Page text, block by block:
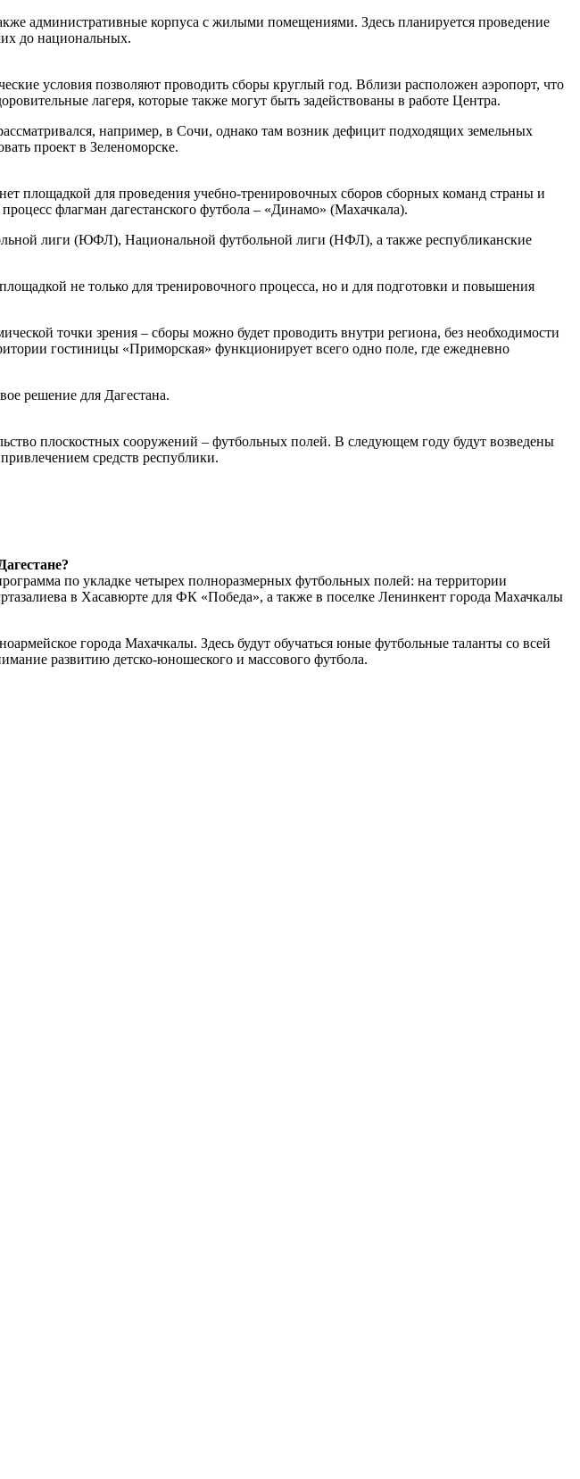
административные корпуса с жилыми помещениями. Здесь планируется проведение
до национальных.
условия позволяют проводить сборы круглый год. Вблизи расположен аэропорт, что
лагеря, которые также могут быть задействованы в работе Центра.
например, в Сочи, однако там возник дефицит подходящих земельных
проект в Зеленоморске.
площадкой для проведения учебно-тренировочных сборов сборных команд страны и
флагман дагестанского футбола – «Динамо» (Махачкала).
лиги (ЮФЛ), Национальной футбольной лиги (НФЛ), а также республиканские
не только для тренировочного процесса, но и для подготовки и повышения
точки зрения – сборы можно будет проводить внутри региона, без необходимости
гостиницы «Приморская» функционирует всего одно поле, где ежедневно
решение для Дагестана.
плоскостных сооружений – футбольных полей. В следующем году будут возведены
средств республики.
по укладке четырех полноразмерных футбольных полей: на территории
в Хасавюрте для ФК «Победа», а также в поселке Ленинкент города Махачкалы
города Махачкалы. Здесь будут обучаться юные футбольные таланты со всей
развитию детско-юношеского и массового футбола.